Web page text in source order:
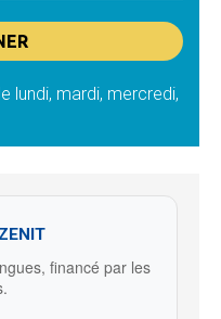
lundi, mardi, mercredi,
financé par les